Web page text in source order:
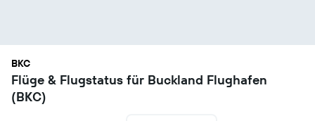
BKC
Flüge & Flugstatus für Buckland Flughafen
(BKC)